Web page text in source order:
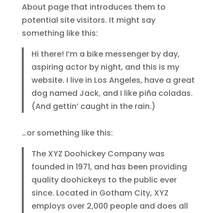
About page that introduces them to
potential site visitors. It might say
something like this:
Hi there! I’m a bike messenger by day,
aspiring actor by night, and this is my
website. I live in Los Angeles, have a great
dog named Jack, and I like piña coladas.
(And gettin’ caught in the rain.)
…or something like this:
The XYZ Doohickey Company was
founded in 1971, and has been providing
quality doohickeys to the public ever
since. Located in Gotham City, XYZ
employs over 2,000 people and does all